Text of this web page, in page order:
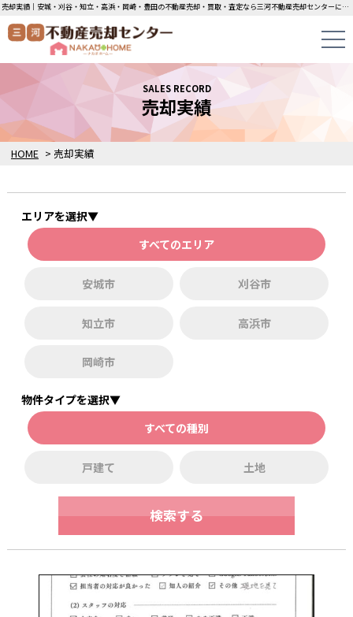
売却実績｜安城・刈谷・知立・高浜・岡崎・豊田の不動産売却・買取・査定なら三河不動産売却センターにお任せください！土地・中古一戸建ての即日無料査定・即金買取を行っています！
HOME > 売却実績
SALES RECORD
売却実績
エリアを選択▼
すべてのエリア
安城市 刈谷市
知立市 高浜市
岡崎市
物件タイプを選択▼
すべての種別
戸建て 土地